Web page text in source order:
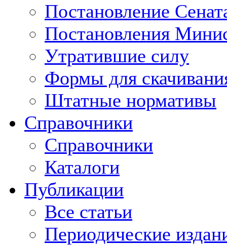
Постановление
Постановления
Утратившие силу
Формы для
Штатные нормативы
Справочники
Справочники
Каталоги
Публикации
Все статьи
Периодические